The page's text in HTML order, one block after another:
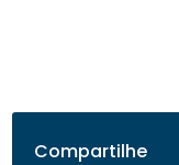
Compartilhe